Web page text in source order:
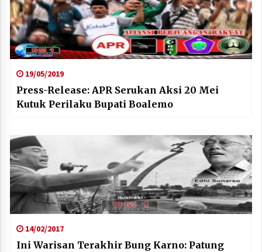
19/05/2019
Press-Release: APR Serukan Aksi 20 Mei
Kutuk Perilaku Bupati Boalemo
14/02/2017
Ini Warisan Terakhir Bung Karno: Patung